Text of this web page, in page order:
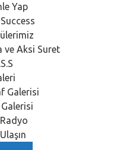
Yap
ve Aksi Suret
Galerisi